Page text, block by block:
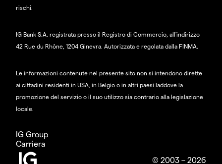
rischi.
IG Bank S.A. registrata presso il Registro di Commercio, all'indirizzo
42 Rue du Rhône, 1204 Ginevra. Autorizzata e regolata dalla FINMA.
Le informazioni contenute nel presente sito non si intendono dirette
ai cittadini residenti in USA, in Belgio o in altri paesi laddove la
promozione del servizio o il suo utilizzo sia contrario alla legislazione
locale.
IG Group
Carriera
© 2003 – 2026